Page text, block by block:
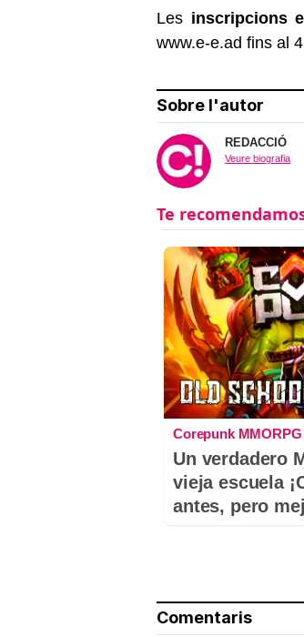
Les inscripcions
www.e-e.ad fins al
Sobre l'autor
REDACCIÓ
Veure biografia
Corepunk MMORPG
Un verdadero
vieja escuela
antes, pero
Comentaris